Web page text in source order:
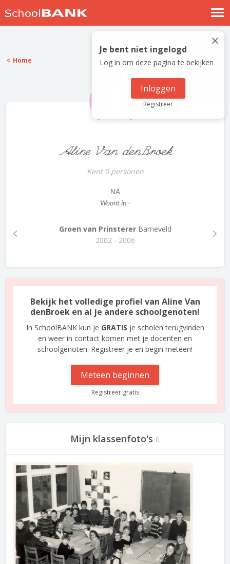
Nostalgische verhalen
Log in
Meld je gratis aan
×
Je bent niet ingelogd
Log in om deze pagina te bekijken
Inloggen
Registreer
Home
Aline Van denBroek
Kent 0 personen
NA
Woont in -
Groen van PrinstererBarneveld
2002 - 2006
Bekijk het volledige profiel van Aline Van
denBroek en al je andere schoolgenoten!
In SchoolBANK kun je GRATIS je scholen terugvinden
en weer in contact komen met je docenten en
schoolgenoten. Registreer je en begin meteen!
Meteen beginnen
Registreer gratis
Mijn klassenfoto's 0